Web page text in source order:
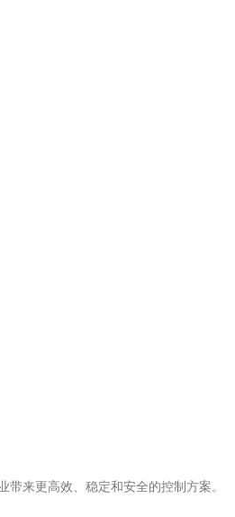
来更高效、稳定和安全的控制方案。